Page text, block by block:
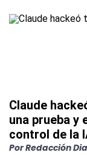
Claude
una prueba y
control de la
PorRedacción